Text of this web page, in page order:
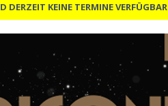
DERZEIT KEINE TERMINE VERFÜGBAR